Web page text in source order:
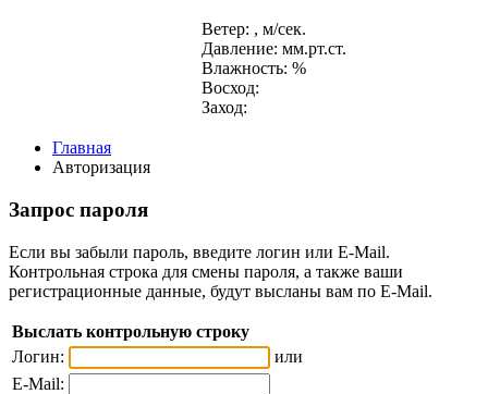
Ветер: , м/сек.
Давление: мм.рт.ст.
Влажность: %
Восход:
Заход:
Главная
Авторизация
Запрос пароля
Если вы забыли пароль, введите логин или E-Mail.
Контрольная строка для смены пароля, а также ваши
регистрационные данные, будут высланы вам по E-Mail.
Выслать контрольную строку
Логин:
или
E-Mail: